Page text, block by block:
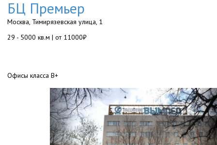
БЦ Премьер
Москва, Тимирязевская улица, 1
29 - 5000 кв.м | от 11000₽
Офисы класса B+
Previous